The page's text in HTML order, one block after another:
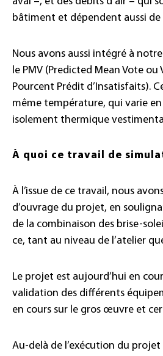
bâtiment et dépendent aussi de
Nous avons aussi intégré à
le PMV (Predicted Mean Vote
Pourcent Prédit d’Insatisfaits).
même température, qui varie
isolement thermique
À quoi ce travail de
À l’issue de ce travail, nous
d’ouvrage du projet, en
de la combinaison des brise-
ce, tant au niveau de l’atelier
Le projet est aujourd’hui en
validation des différents
en cours sur le gros œuvre et
Au-delà de l’exécution du